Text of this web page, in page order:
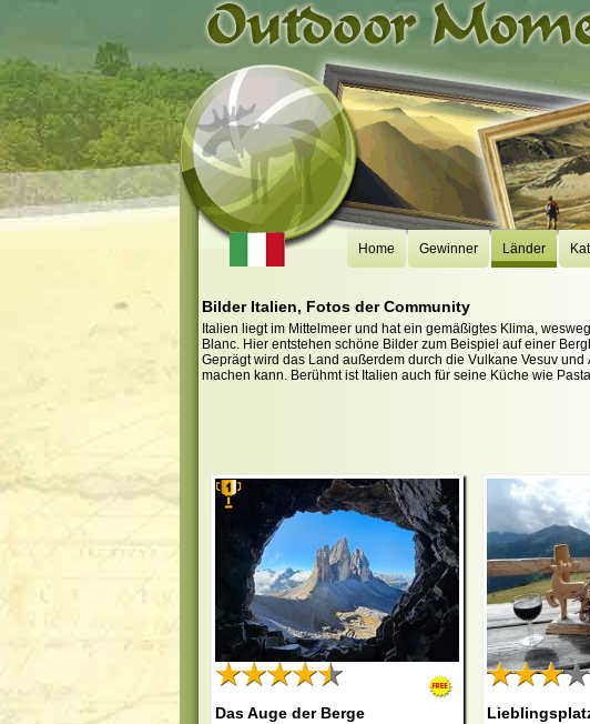
Home Gewinner Länder
Bilder Italien, Fotos der Community
Italien liegt im Mittelmeer und hat ein gemäßigtes Klima,
Blanc. Hier entstehen schöne Bilder zum Beispiel auf einer
Geprägt wird das Land außerdem durch die Vulkane Vesuv
machen kann. Berühmt ist Italien auch für seine Küche wie
Das Auge der Berge